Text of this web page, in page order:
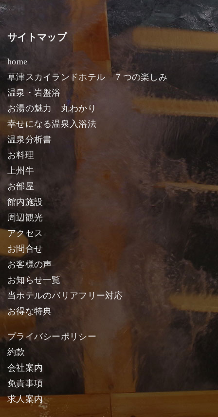
サイトマップ
home
草津スカイランドホテル ７つの楽しみ
温泉・岩盤浴
お湯の魅力 丸わかり
幸せになる温泉入浴法
温泉分析書
お料理
上州牛
お部屋
館内施設
周辺観光
アクセス
お問合せ
お客様の声
お知らせ一覧
当ホテルのバリアフリー対応
お得な特典
プライバシーポリシー
約款
会社案内
免責事項
求人案内